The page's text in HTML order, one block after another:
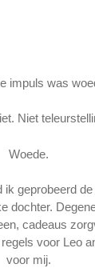
impuls was
Niet
Woede.
ik geprobeerd
dochter.
cadeaus
voor Leo
voor mij.